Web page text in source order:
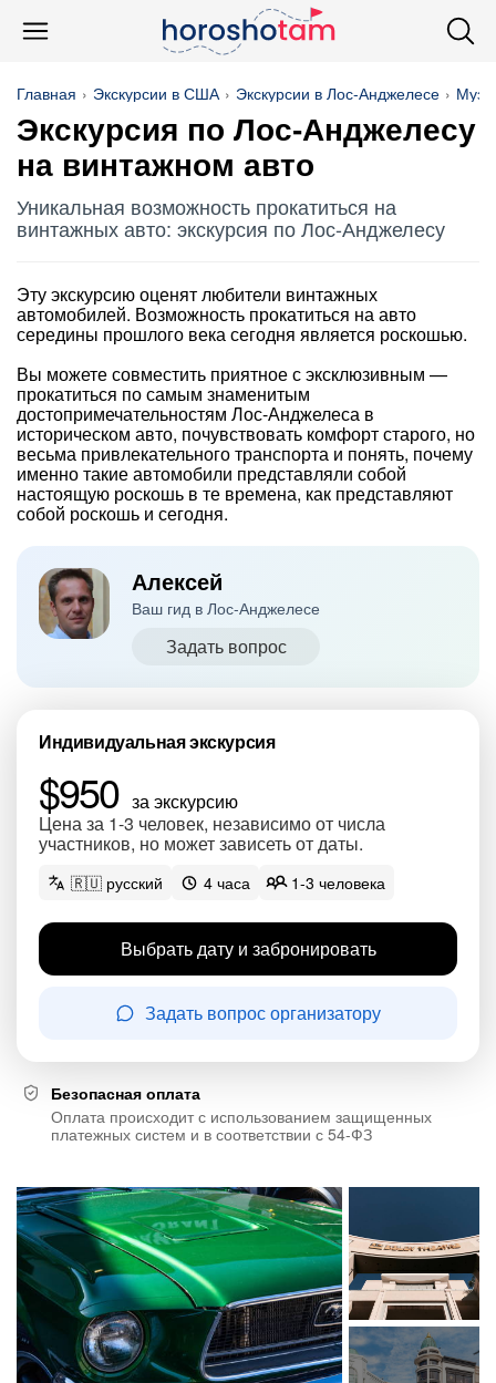
Главная Экскурсии в США Экскурсии в Лос-Анджелесе
Экскурсия по Лос-Анджелесу
на винтажном авто
Уникальная возможность прокатиться на
винтажных авто: экскурсия по Лос-Анджелесу
Эту экскурсию оценят любители винтажных
автомобилей. Возможность прокатиться на авто
середины прошлого века сегодня является роскошью.
Вы можете совместить приятное с эксклюзивным —
прокатиться по самым знаменитым
достопримечательностям Лос-Анджелеса в
историческом авто, почувствовать комфорт старого, но
весьма привлекательного транспорта и понять, почему
именно такие автомобили представляли собой
настоящую роскошь в те времена, как представляют
собой роскошь и сегодня.
Алексей
Ваш гид в Лос-Анджелесе
Задать вопрос
Индивидуальная экскурсия
$950 за экскурсию
Цена за 1-3 человек, независимо от числа
участников, но может зависеть от даты.
🇷🇺 русский 4 часа 1-3 человека
Выбрать дату и забронировать
Задать вопрос организатору
Безопасная оплата
Оплата происходит с использованием защищенных
платежных систем и в соответствии с 54-ФЗ